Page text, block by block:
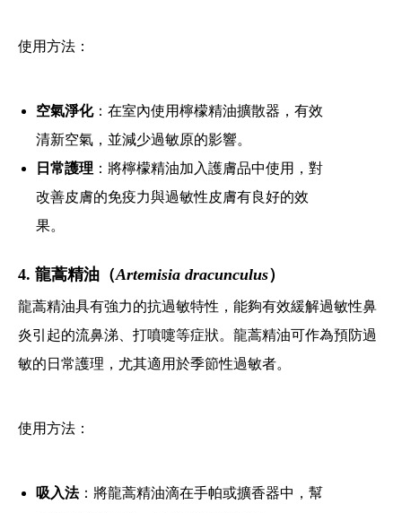
使用方法：
空氣淨化：在室內使用檸檬精油擴散器，有效
清新空氣，並減少過敏原的影響。
日常護理 ：將檸檬精油加入護膚品中使用，對
改善皮膚的免疫力與過敏性皮膚有良好的效
果。
4. 龍蒿精油（Artemisia dracunculus）
龍蒿精油具有強力的抗過敏特性，能夠有效緩解過敏性鼻
炎引起的流鼻涕、打噴嚏等症狀。龍蒿精油可作為預防過
敏的日常護理，尤其適用於季節性過敏者。
使用方法：
吸入法：將龍蒿精油滴在手帕或擴香器中，幫